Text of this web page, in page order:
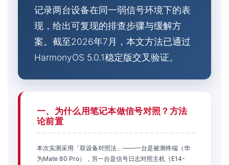
记录两台设备在同一弱信号环境下的表
现，给出可复现的排查步骤与缓解方
案。截至2026年7月，本文方法已通过
HarmonyOS 5.0.1稳定版交叉验证。
一、为什么用笔记本做信号对照？方法
论前置
本次实测采用「双设备对照法」——一台是被测终端（华
为Mate 80 Pro），另一台是信号日志对照主机（E14-